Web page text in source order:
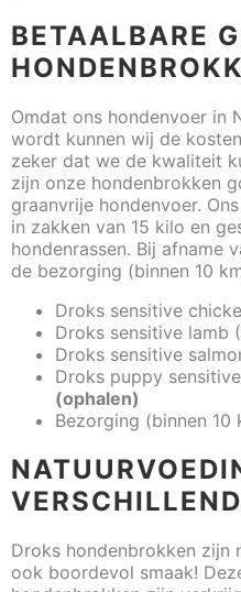
BETAALBARE
Omdat ons hondenvoer in
wordt kunnen wij de
zeker dat we de kwaliteit
zijn onze hondenbrokken
graanvrije hondenvoer.
in zakken van 15 kilo en
hondenrassen. Bij afname
de bezorging (binnen 10
Droks sensitive
Droks sensitive lamb
Droks sensitive
Droks puppy
(ophalen)
Bezorging (binnen 10
Droks hondenbrokken zijn
ook boordevol smaak!